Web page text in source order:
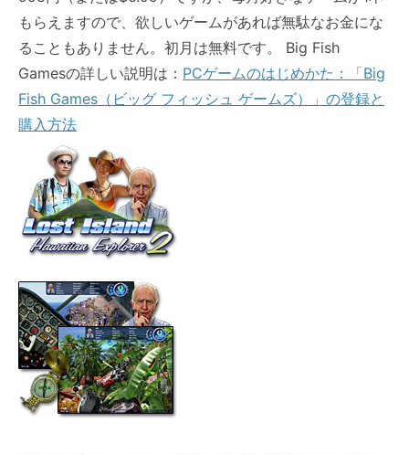
もらえますので、欲しいゲームがあれば無駄なお金にな
ることもありません。初月は無料です。 Big Fish
Gamesの詳しい説明は： PCゲームのはじめかた：「Big
Fish Games（ビッグ フィッシュ ゲームズ）」の登録と
購入方法